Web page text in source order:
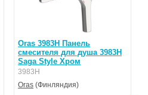
Oras 3983H Панель
смесителя для душа 3983H
Saga Style Хром
3983H
Oras (Финляндия)